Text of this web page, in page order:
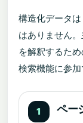
構造化データ
はありません
を解釈するた
検索機能に参加
1 ペー